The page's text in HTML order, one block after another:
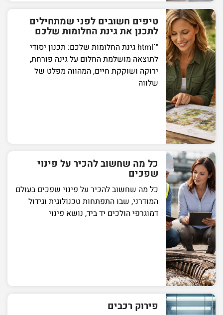
טיפים חשובים לפני שמתחילים
לתכנן את גינת החלומות שלכם
"`html גינת החלומות שלכם: תכנון יסודי
לתוצאה מושלמת החלום על גינה פורחת,
ירוקה ושוקקת חיים, המהווה מפלט של
שלווה
כל מה שחשוב להכיר על פינוי
שפכים
כל מה שחשוב להכיר על פינוי שפכים בעולם
המודרני, שבו התפתחות טכנולוגית וגידול
דמוגרפי הולכים יד ביד, נושא פינוי
פירוק רכבים